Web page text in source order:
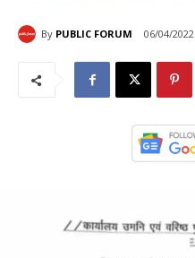
By PUBLIC FORUM 06/04/2022